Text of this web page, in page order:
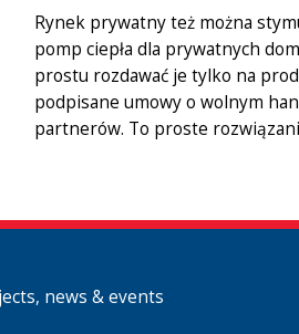
Rynek prywatny też można
pomp ciepła dla prywatnych
prostu rozdawać je tylko na
podpisane umowy o wolnym
partnerów. To proste
news & events